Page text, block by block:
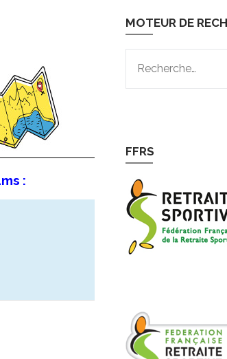
:
MOTEUR DE
FFRS